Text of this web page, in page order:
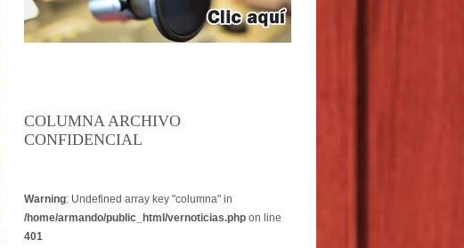
COLUMNA ARCHIVO
CONFIDENCIAL
Warning: Undefined array key "columna" in
/home/armando/public_html/vernoticias.php on line
401